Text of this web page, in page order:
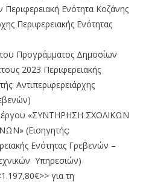
Ενότητα Κοζάνης
Περιφερειακής Ενότητας
Προγράμματος Δημοσίων
2023 Περιφερειακής
Αντιπεριφερειάρχης
έργου «ΣΥΝΤΗΡΗΣΗ ΣΧΟΛΙΚΩΝ
(Εισηγητής:
Ενότητας Γρεβενών –
Υπηρεσιών)
για τη